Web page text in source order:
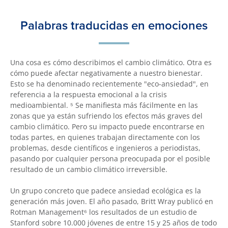
Palabras traducidas en emociones
Una cosa es cómo describimos el cambio climático. Otra es
cómo puede afectar negativamente a nuestro bienestar.
Esto se ha denominado recientemente "eco-ansiedad", en
referencia a la respuesta emocional a la crisis
medioambiental. ⁵ Se manifiesta más fácilmente en las
zonas que ya están sufriendo los efectos más graves del
cambio climático. Pero su impacto puede encontrarse en
todas partes, en quienes trabajan directamente con los
problemas, desde científicos e ingenieros a periodistas,
pasando por cualquier persona preocupada por el posible
resultado de un cambio climático irreversible.
Un grupo concreto que padece ansiedad ecológica es la
generación más joven. El año pasado, Britt Wray publicó en
Rotman Management⁶ los resultados de un estudio de
Stanford sobre 10.000 jóvenes de entre 15 y 25 años de todo